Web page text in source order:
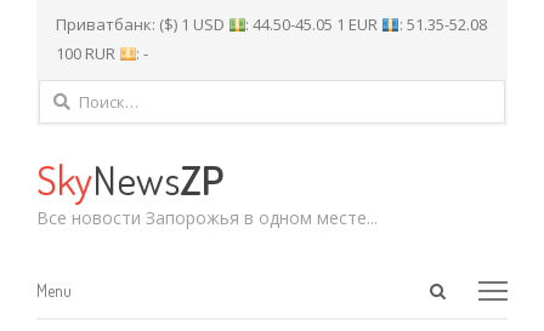
Приватбанк: ($) 1 USD : 44.50-45.05 1 EUR
: 51.35-52.08
100 RUR
: -
Найти:
SkyNewsZP
Все новости Запорожья в одном месте...
Open
Menu
Menu